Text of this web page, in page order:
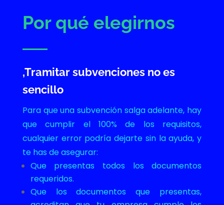
Por qué elegirnos
,Tramitar subvenciones no es
sencillo
Para que una subvención salga adelante, hay
que cumplir el 100% de los requisitos,
cualquier error podría dejarte sin la ayuda, y
te has de asegurar:
Que presentas todos los documentos
requeridos.
Que los documentos que presentas,